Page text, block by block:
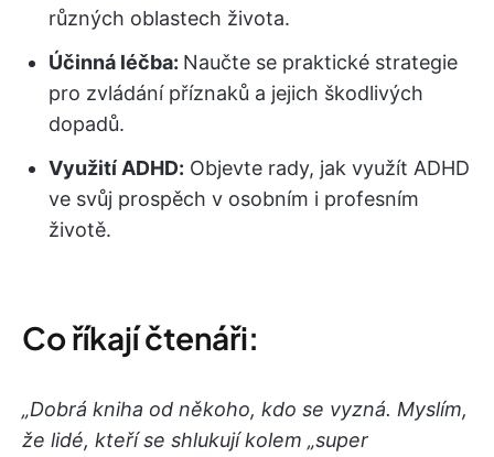
různých oblastech života.
Účinná léčba: Naučte se praktické strategie
pro zvládání příznaků a jejich škodlivých
dopadů.
Využití ADHD: Objevte rady, jak využít ADHD
ve svůj prospěch v osobním i profesním
životě.
Co říkají čtenáři:
„Dobrá kniha od někoho, kdo se vyzná. Myslím,
že lidé, kteří se shlukují kolem „super